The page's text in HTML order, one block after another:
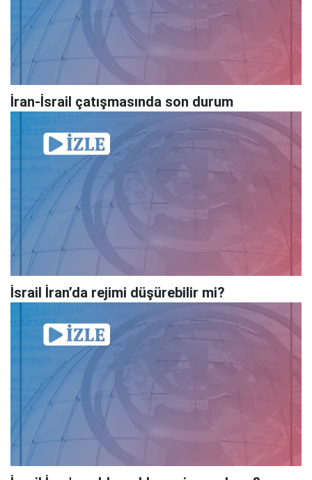
İran-İsrail çatışmasında son durum
İsrail İran’da rejimi düşürebilir mi?